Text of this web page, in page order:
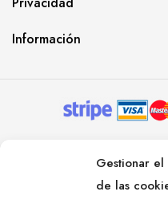
Gestionar el
de las
Información
RESERVADOS.